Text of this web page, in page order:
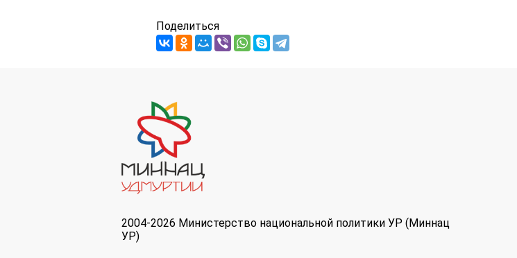
Поделиться
2004-2026 Министерство национальной политики УР (Миннац
УР)